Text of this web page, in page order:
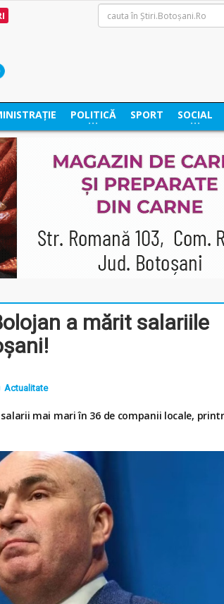
POLITICĂ SPORT SOCIAL
a mărit salariile
Actualitate
mai mari în 36 de companii locale,